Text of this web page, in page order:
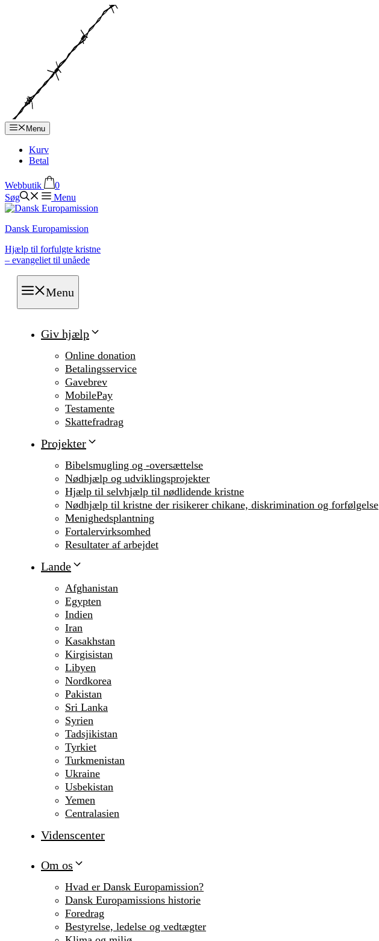
Menu
Kurv
Betal
Webbutik
0
Søg
Menu
Dansk Europamission
Hjælp til forfulgte kristne
– evangeliet til unåede
Menu
Giv hjælp
Online donation
Betalingsservice
Gavebrev
MobilePay
Testamente
Skattefradrag
Projekter
Bibelsmugling og -oversættelse
Nødhjælp og udviklingsprojekter
Hjælp til selvhjælp til nødlidende kristne
Nødhjælp til kristne der risikerer chikane, diskrimination og forfølgelse
Menighedsplantning
Fortalervirksomhed
Resultater af arbejdet
Lande
Afghanistan
Egypten
Indien
Iran
Kasakhstan
Kirgisistan
Libyen
Nordkorea
Pakistan
Sri Lanka
Syrien
Tadsjikistan
Tyrkiet
Turkmenistan
Ukraine
Usbekistan
Yemen
Centralasien
Videnscenter
Om os
Hvad er Dansk Europamission?
Dansk Europamissions historie
Foredrag
Bestyrelse, ledelse og vedtægter